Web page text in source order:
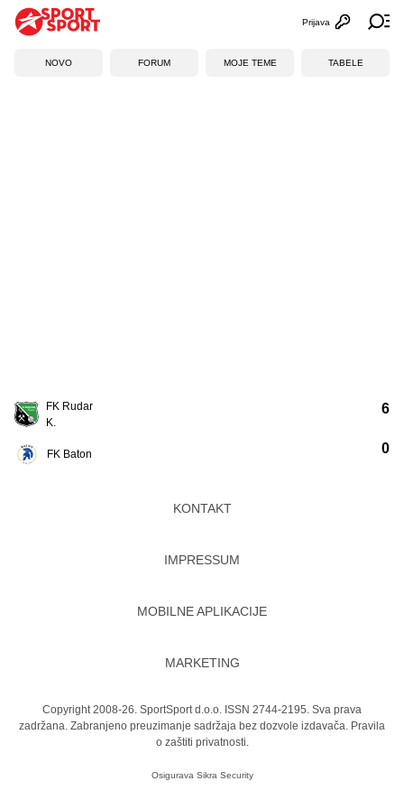
Otvori
Prijava
NOVO FORUM MOJE TEME TABELE
FK Rudar
K.
FK Baton
6
0
KONTAKT
IMPRESSUM
MOBILNE APLIKACIJE
MARKETING
Copyright 2008-26. SportSport d.o.o. ISSN 2744-2195. Sva prava
zadržana. Zabranjeno preuzimanje sadržaja bez dozvole izdavača. Pravila
o zaštiti privatnosti.
Osigurava Sikra Security